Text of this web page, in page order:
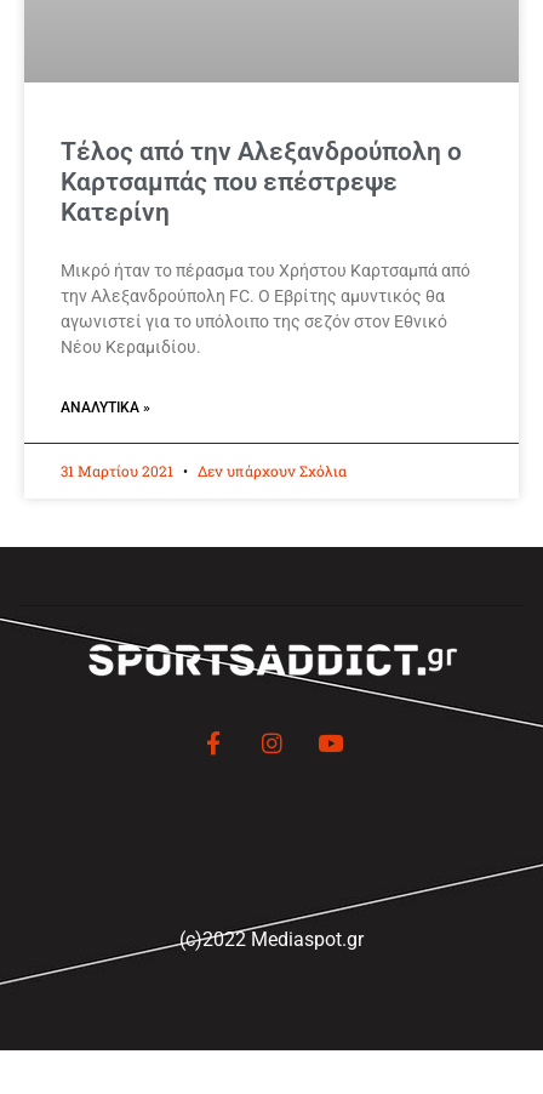
Τέλος από την Αλεξανδρούπολη ο
Καρτσαμπάς που επέστρεψε
Κατερίνη
Μικρό ήταν το πέρασμα του Χρήστου Καρτσαμπά από
την Αλεξανδρούπολη FC. Ο Εβρίτης αμυντικός θα
αγωνιστεί για το υπόλοιπο της σεζόν στον Εθνικό
Νέου Κεραμιδίου.
ΑΝΑΛΥΤΙΚΆ »
31 Μαρτίου 2021 Δεν υπάρχουν Σχόλια
(c)2022 Mediaspot.gr